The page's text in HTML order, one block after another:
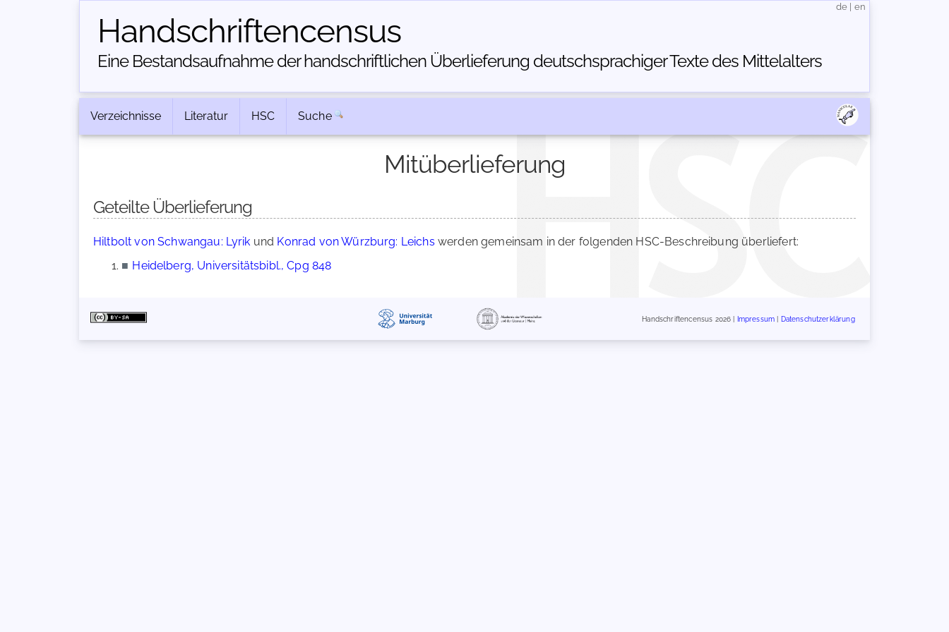
Handschriften­census
Eine Bestandsaufnahme der handschriftlichen Über­lieferung deutschsprachiger Texte des Mittelalters
de en
Verzeichnisse Literatur HSC Suche
Mitüberlieferung
Geteilte Überlieferung
Hiltbolt von Schwangau: Lyrik und Konrad von Würzburg: Leichs werden gemeinsam in der folgenden HSC-Beschreibung überliefert:
■ Heidelberg, Universitätsbibl., Cpg 848
Handschriftencensus 2026 | Impressum Datenschutzerklärung